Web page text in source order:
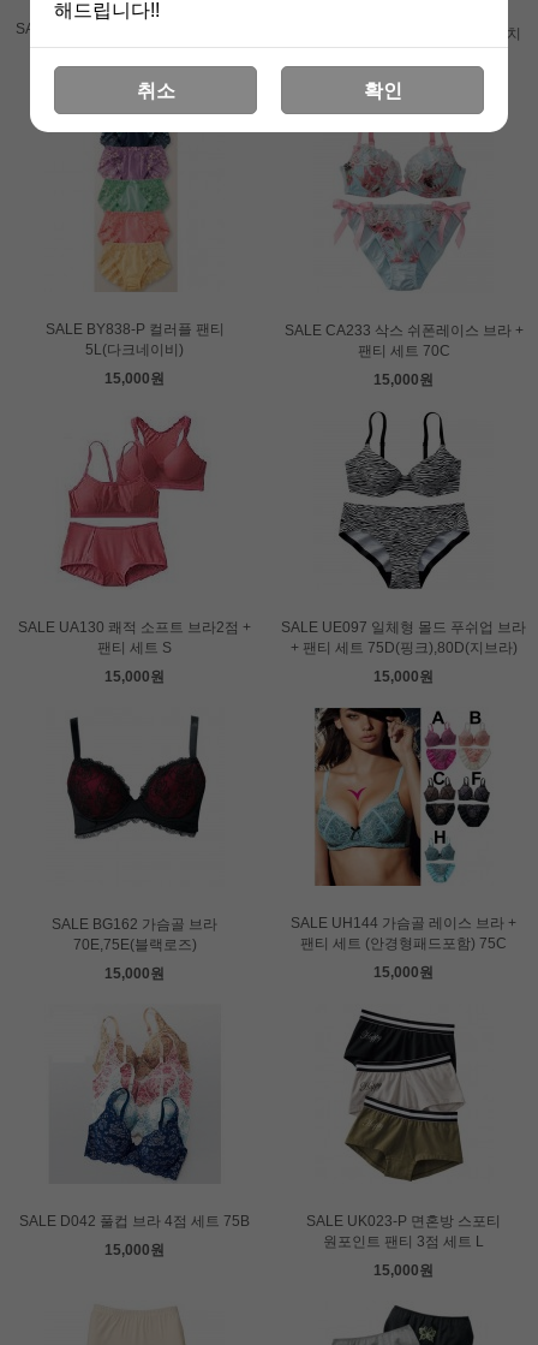
SALE BG215-P 트라이엄프 하이파워
팬티 L
15,000원
SALE BF050-P 트라이엄프 스트레치
15,000원
SALE BY838-P 컬러플 팬티
5L(다크네이비)
15,000원
SALE CA233 삭스 쉬폰레이스 브라 +
팬티 세트 70C
15,000원
SALE UA130 쾌적 소프트 브라2점 +
팬티 세트 S
15,000원
SALE UE097 일체형 몰드 푸쉬업 브라
+ 팬티 세트 75D(핑크),80D(지브라)
15,000원
SALE BG162 가슴골 브라
70E,75E(블랙로즈)
15,000원
SALE UH144 가슴골 레이스 브라 +
팬티 세트 (안경형패드포함) 75C
15,000원
SALE D042 풀컵 브라 4점 세트 75B
15,000원
SALE UK023-P 면혼방 스포티
원포인트 팬티 3점 세트 L
15,000원
해드립니다!!
취소 확인